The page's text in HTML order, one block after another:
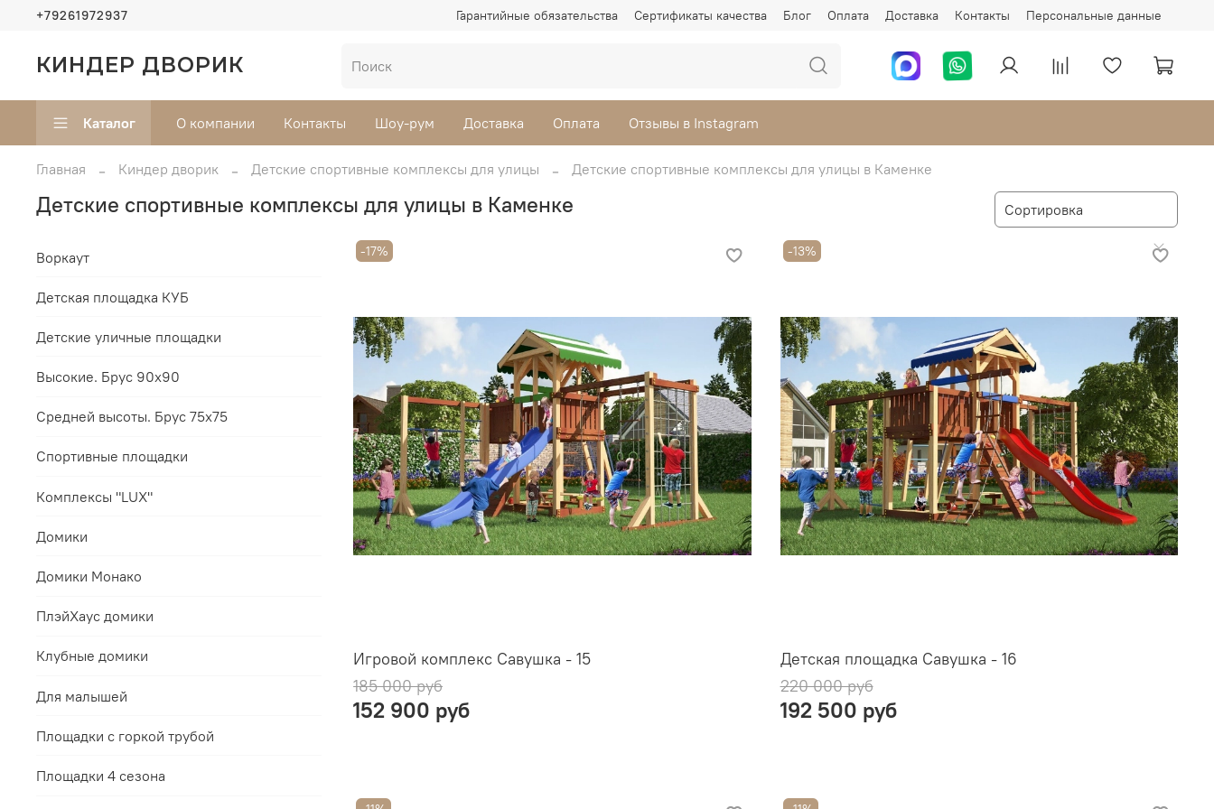
Гарантийные обязательства Сертификаты качества Блог Оплата Доставка Контакты Персональные данные
+79261972937
КИНДЕР ДВОРИК
Каталог О компании Контакты Шоу-рум Доставка Оплата Отзывы в Instagram
Главная Киндер дворик Детские спортивные комплексы для улицы Детские спортивные комплексы для улицы в Каменке
Детские спортивные комплексы для улицы в Каменке
-17%
Игровой комплекс Савушка - 15
185 000 руб
152 900 руб
-13%
Детская площадка Савушка - 16
220 000 руб
192 500 руб
Воркаут
Детская площадка КУБ
Детские уличные площадки
Высокие. Брус 90х90
Средней высоты. Брус 75х75
Спортивные площадки
Комплексы "LUX"
Домики
Домики Монако
ПлэйХаус домики
Клубные домики
Для малышей
Площадки с горкой трубой
Площадки 4 сезона